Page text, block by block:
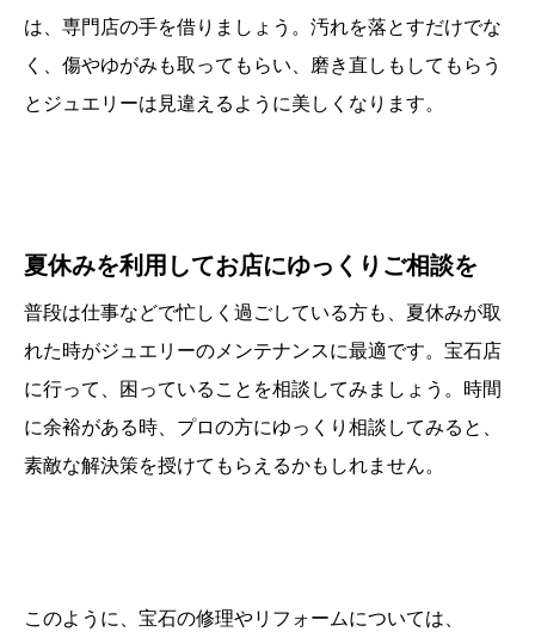
は、専門店の手を借りましょう。汚れを落とすだけでな
く、傷やゆがみも取ってもらい、磨き直しもしてもらう
とジュエリーは見違えるように美しくなります。
夏休みを利用してお店にゆっくりご相談を
普段は仕事などで忙しく過ごしている方も、夏休みが取
れた時がジュエリーのメンテナンスに最適です。宝石店
に行って、困っていることを相談してみましょう。時間
に余裕がある時、プロの方にゆっくり相談してみると、
素敵な解決策を授けてもらえるかもしれません。
このように、宝石の修理やリフォームについては、